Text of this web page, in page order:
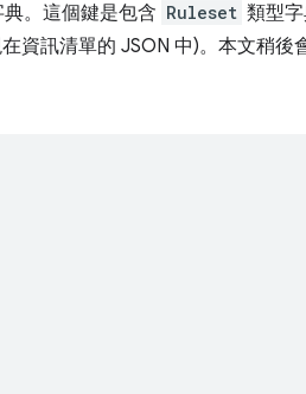
典。這個鍵是包含 Ruleset 類型字
資訊清單的 JSON 中)。本文稍後